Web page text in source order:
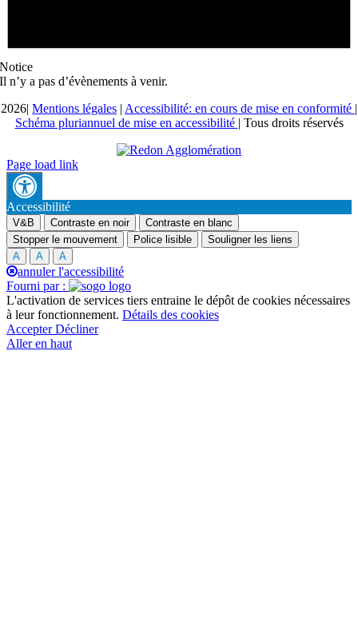
Notice
Il n’y a pas d’évènements à venir.
2026| Mentions légales | Accessibilité: en cours de mise en conformité |
Schéma pluriannuel de mise en accessibilité | Tous droits réservés
Page load link
Accessibilité
V&B Contraste en noir
Contraste en blanc
Stopper le mouvement
Police lisible
Souligner les liens
A
A A
annuler l'accessibilité
Fourni par :
L'activation de services tiers entraine le dépôt de cookies nécessaires
à leur fonctionnement. Détails des cookies
AccepterDécliner
Aller en haut